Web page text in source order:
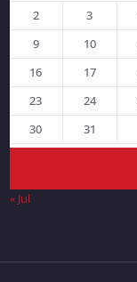
2
3
9
10
16
17
23
24
30
31
« Jul